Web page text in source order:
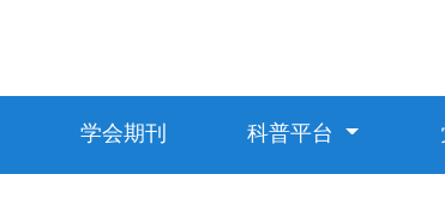
学会期刊 科普平台